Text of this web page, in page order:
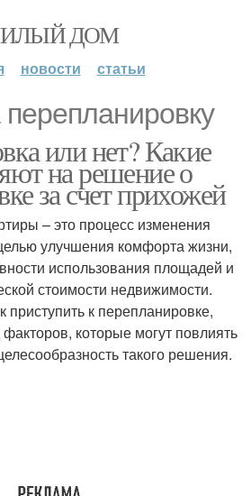
ДОМ
новости статьи
или нет? Какие
на решение о
за счет прихожей
– это процесс изменения
улучшения комфорта жизни,
использования площадей и
стоимости недвижимости.
приступить к перепланировке,
которые могут повлиять
такого решения.